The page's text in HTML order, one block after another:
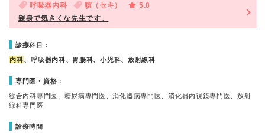
呼吸器内科 咳（セキ）
5.0
親身で気さくな先生です。
診療科目：
内科、呼吸器内科、胃腸科、小児科、放射線科
専門医・資格：
総合内科専門医、糖尿病専門医、消化器病専門医、消化器内視鏡専門医、放射
線科専門医
診療時間